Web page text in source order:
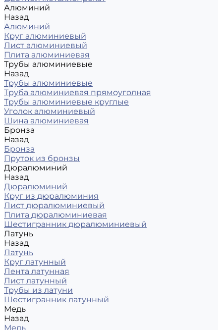
Алюминий
Назад
Алюминий
Круг алюминиевый
Лист алюминиевый
Плита алюминиевая
Трубы алюминиевые
Назад
Трубы алюминиевые
Труба алюминиевая прямоуголная
Трубы алюминиевые круглые
Уголок алюминиевый
Шина алюминиевая
Бронза
Назад
Бронза
Пруток из бронзы
Дюралюминий
Назад
Дюралюминий
Круг из дюралюминия
Лист дюралюминиевый
Плита дюралюминиевая
Шестигранник дюралюминиевый
Латунь
Назад
Латунь
Круг латунный
Лента латунная
Лист латунный
Трубы из латуни
Шестигранник латунный
Медь
Назад
Медь